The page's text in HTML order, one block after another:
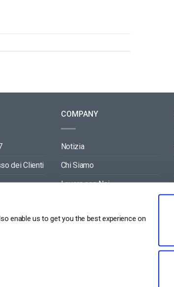
enable us to get you the best experience on
dei Clienti
COMPANY
Notizia
Chi Siamo
Lavora con Noi
Partners